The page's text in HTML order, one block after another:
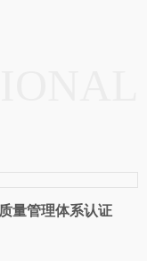
质量管理体系认证